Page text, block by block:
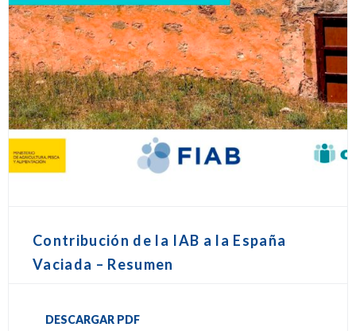
Contribución de la IAB a la España
Vaciada – Resumen
DESCARGAR PDF